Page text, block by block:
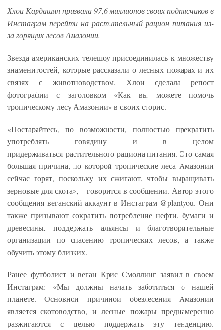
Хлои Кардашян призвала 97,6 миллионов своих подписчиков в
Инстаграм перейти на растительный рацион питания из-
за горящих лесов Амазонии.
Звезда американских телешоу присоединилась к множеству
знаменитостей, которые рассказали о лесных пожарах и их
связях с животноводством. Хлои сделала репост
фотографии с заголовком «Как вы можете помочь
тропическому лесу Амазонии» в своих сторис.
«Постарайтесь, по возможности, полностью прекратить
употреблять говядину и в целом
придерживаться растительного рациона питания. Это самая
большая причина, по которой тропические леса Амазонии
сейчас горят, поскольку их сжигают, чтобы выращивать
зерновые для скота», – говорится в сообщении. Автор этого
сообщения веганский аккаунт в Инстаграм @plantyou. Они
также призывают сократить потребление нефти, бумаги и
древесины, поддержать альянсы и благотворительные
организации по спасению тропических лесов, а также
обучить этому близких.
Ранее футболист и веган Крис Смоллинг заявил в своем
Инстаграм: «Мы должны начать заботиться о нашей
планете. Основной причиной обезлесения Амазонии
является скотоводство, и лесные пожары преднамеренно
разжигаются с целью поддержать эту тенденцию.